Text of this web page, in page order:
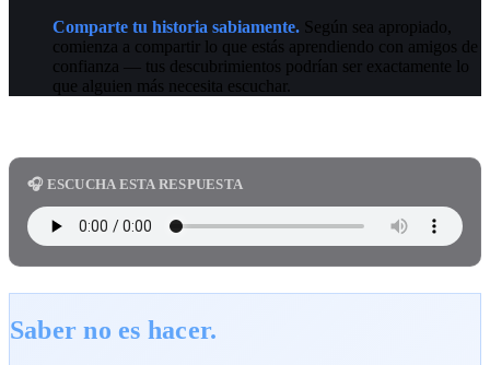
Comparte tu historia sabiamente. Según sea apropiado,
comienza a compartir lo que estás aprendiendo con amigos de
confianza — tus descubrimientos podrían ser exactamente lo
que alguien más necesita escuchar.
🎧 ESCUCHA ESTA RESPUESTA
Saber no es hacer.